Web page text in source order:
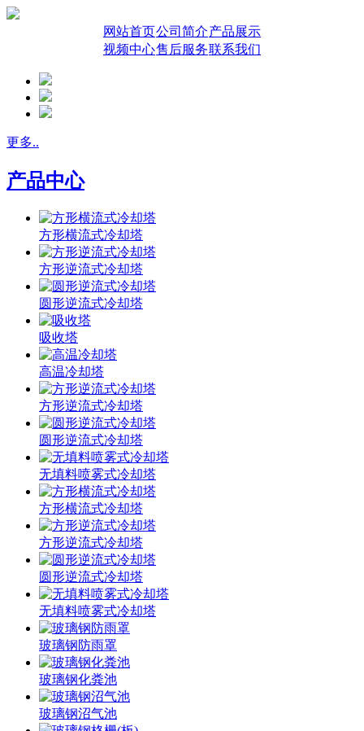
网站首页公司简介产品展示
视频中心售后服务联系我们
更多..
产品中心
方形横流式冷却塔
方形逆流式冷却塔
圆形逆流式冷却塔
吸收塔
高温冷却塔
方形逆流式冷却塔
圆形逆流式冷却塔
无填料喷雾式冷却塔
方形横流式冷却塔
方形逆流式冷却塔
圆形逆流式冷却塔
无填料喷雾式冷却塔
玻璃钢防雨罩
玻璃钢化粪池
玻璃钢沼气池